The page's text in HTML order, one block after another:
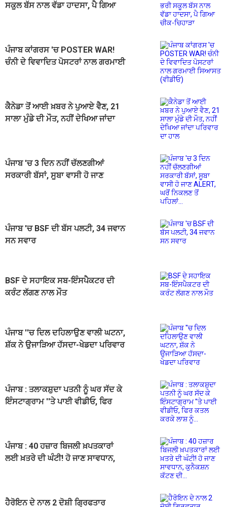
ਸਕੂਲ ਬੱਸ ਨਾਲ ਵੱਡਾ ਹਾਦਸਾ, ਪੈ ਗਿਆ
ਪੰਜਾਬ ਕਾਂਗਰਸ 'ਚ POSTER WAR!
ਚੰਨੀ ਦੇ ਵਿਵਾਦਿਤ ਪੋਸਟਰਾਂ ਨਾਲ ਗਰਮਾਈ
ਕੈਨੇਡਾ ਤੋਂ ਆਈ ਖ਼ਬਰ ਨੇ ਪੁਆਏ ਵੈਣ, 21
ਸਾਲਾ ਮੁੰਡੇ ਦੀ ਮੌਤ, ਨਹੀਂ ਦੇਖਿਆ ਜਾਂਦਾ
ਪੰਜਾਬ 'ਚ 3 ਦਿਨ ਨਹੀਂ ਚੱਲਣਗੀਆਂ
ਸਰਕਾਰੀ ਬੱਸਾਂ, ਸੂਬਾ ਵਾਸੀ ਹੋ ਜਾਣ
ਪੰਜਾਬ 'ਚ BSF ਦੀ ਬੱਸ ਪਲਟੀ, 34 ਜਵਾਨ
ਸਨ ਸਵਾਰ
BSF ਦੇ ਸਹਾਇਕ ਸਬ-ਇੰਸਪੈਕਟਰ ਦੀ
ਕਰੰਟ ਲੱਗਣ ਨਾਲ ਮੌਤ
ਪੰਜਾਬ ''ਚ ਦਿਲ ਦਹਿਲਾਉਣ ਵਾਲੀ ਘਟਨਾ,
ਸ਼ੱਕ ਨੇ ਉਜਾੜਿਆ ਹੱਸਦਾ-ਖੇਡਦਾ ਪਰਿਵਾਰ
ਪੰਜਾਬ : ਤਲਾਕਸ਼ੁਦਾ ਪਤਨੀ ਨੂੰ ਘਰ ਸੱਦ ਕੇ
ਇੰਸਟਾਗ੍ਰਾਮ ''ਤੇ ਪਾਈ ਵੀਡੀਓ, ਫਿਰ
ਪੰਜਾਬ : 40 ਹਜ਼ਾਰ ਬਿਜਲੀ ਖ਼ਪਤਕਾਰਾਂ
ਲਈ ਖ਼ਤਰੇ ਦੀ ਘੰਟੀ! ਹੋ ਜਾਣ ਸਾਵਧਾਨ,
ਹੈਰੋਇਨ ਦੇ ਨਾਲ 2 ਦੋਸ਼ੀ ਗ੍ਰਿਫਤਾਰ